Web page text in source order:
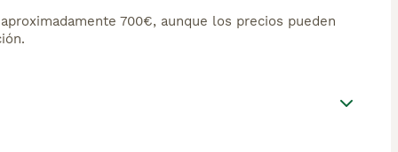
700€, aunque los precios pueden